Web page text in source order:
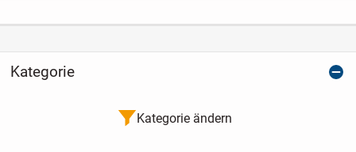
Kategorie
Kategorie ändern